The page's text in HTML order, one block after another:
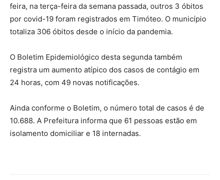
feira, na terça-feira da semana passada, outros 3 óbitos
por covid-19 foram registrados em Timóteo. O município
totaliza 306 óbitos desde o início da pandemia.
O Boletim Epidemiológico desta segunda também
registra um aumento atípico dos casos de contágio em
24 horas, com 49 novas notificações.
Ainda conforme o Boletim, o número total de casos é de
10.688. A Prefeitura informa que 61 pessoas estão em
isolamento domiciliar e 18 internadas.